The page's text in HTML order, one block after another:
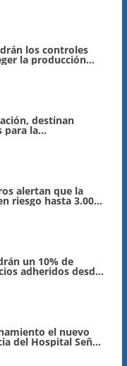
los controles
la producción
destinan
para la
ruta nacional 9/34
alertan que la
riesgo hasta 3.000
un 10% de
adheridos desde
el nuevo
del Hospital Señor